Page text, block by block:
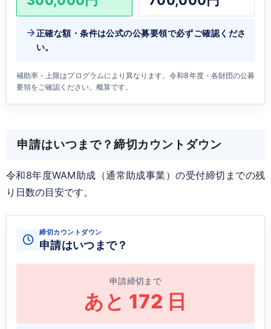
正確な額・条件は公式の公募要領で必ずご確認くださ
い。
補助率・上限はプログラムにより異なります。令和8年度・各財団の公募
要領をご確認ください。概算です。
申請はいつまで？締切カウントダウン
令和8年度WAM助成（通常助成事業）の受付締切までの残
り日数の目安です。
締切カウントダウン
申請はいつまで？
申請締切まで
あと 172 日